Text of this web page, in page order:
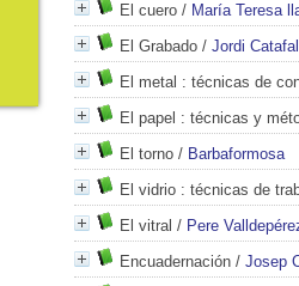
El cuero / María Teresa
El Grabado / Jordi Catafal
El metal : técnicas de
El papel : técnicas y
El torno / Barbaformosa
El vidrio : técnicas de
El vitral / Pere
Encuadernación / Josep